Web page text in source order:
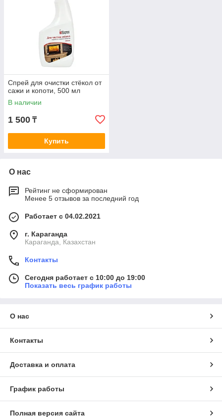
Спрей для очистки стёкол от
сажи и копоти, 500 мл
В наличии
1 500 ₸
Купить
О нас
Рейтинг не сформирован
Менее 5 отзывов за последний год
Работает с 04.02.2021
г. Караганда
Караганда, Казахстан
Контакты
Сегодня работает с 10:00 до 19:00
Показать весь график работы
О нас
Контакты
Доставка и оплата
График работы
Полная версия сайта